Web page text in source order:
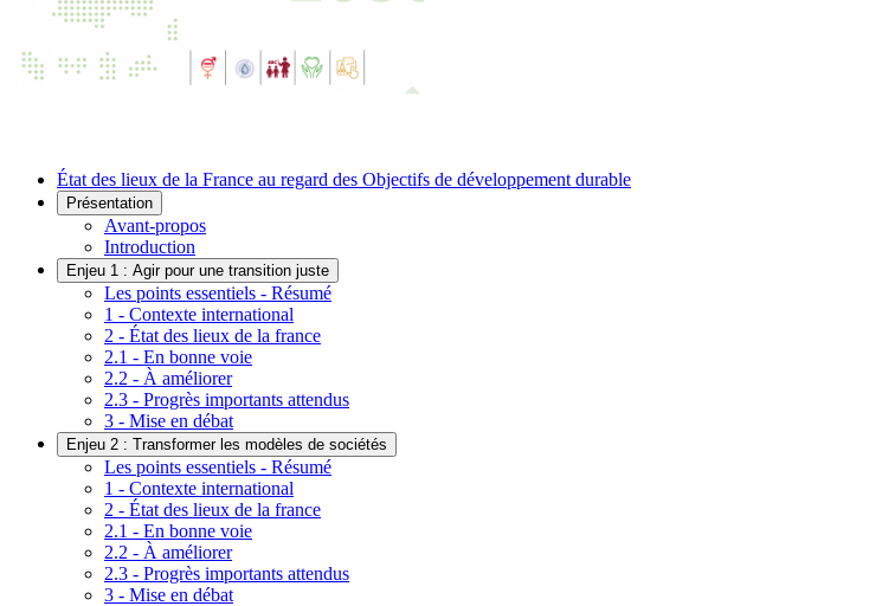
État des lieux de la France au regard des Objectifs de développement durable
Présentation
Avant-propos
Introduction
Enjeu 1 : Agir pour une transition juste
Les points essentiels - Résumé
1 - Contexte international
2 - État des lieux de la france
2.1 - En bonne voie
2.2 - À améliorer
2.3 - Progrès importants attendus
3 - Mise en débat
Enjeu 2 : Transformer les modèles de sociétés
Les points essentiels - Résumé
1 - Contexte international
2 - État des lieux de la france
2.1 - En bonne voie
2.2 - À améliorer
2.3 - Progrès importants attendus
3 - Mise en débat